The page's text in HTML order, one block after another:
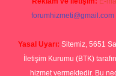
forumhizmeti@gmail.com
Yasal Uyarı: Sitemiz, 5651
İletişim Kurumu (BTK)
hizmet vermektedir. Bu